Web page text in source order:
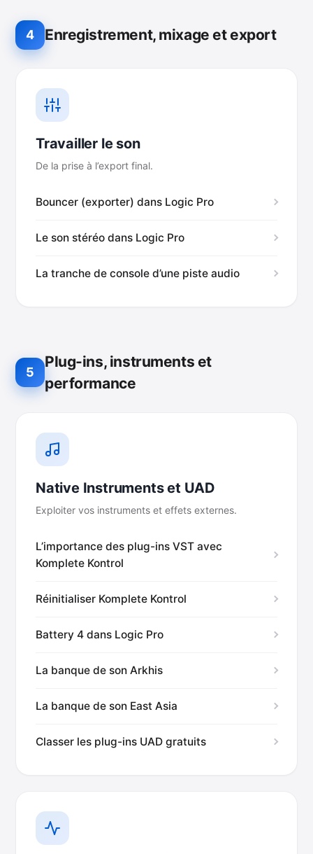
4 Enregistrement, mixage et export
Travailler le son
De la prise à l’export final.
Bouncer (exporter) dans Logic Pro
Le son stéréo dans Logic Pro
La tranche de console d’une piste audio
5
Plug-ins, instruments et
performance
Native Instruments et UAD
Exploiter vos instruments et effets externes.
L’importance des plug-ins VST avec
Komplete Kontrol
Réinitialiser Komplete Kontrol
Battery 4 dans Logic Pro
La banque de son Arkhis
La banque de son East Asia
Classer les plug-ins UAD gratuits